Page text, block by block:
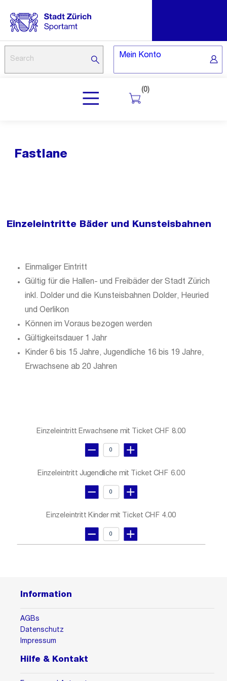
Mein Konto
(0)
Fastlane
Einzeleintritte Bäder und Kunsteisbahnen
Einmaliger Eintritt
Gültig für die Hallen- und Freibäder der Stadt Zürich
inkl. Dolder und die Kunsteisbahnen Dolder, Heuried
und Oerlikon
Können im Voraus bezogen werden
Gültigkeitsdauer 1 Jahr
Kinder 6 bis 15 Jahre, Jugendliche 16 bis 19 Jahre,
Erwachsene ab 20 Jahren
Einzeleintritt Erwachsene mit Ticket CHF 8.00
Einzeleintritt Jugendliche mit Ticket CHF 6.00
Einzeleintritt Kinder mit Ticket CHF 4.00
Information
AGBs
Datenschutz
Impressum
Hilfe & Kontakt